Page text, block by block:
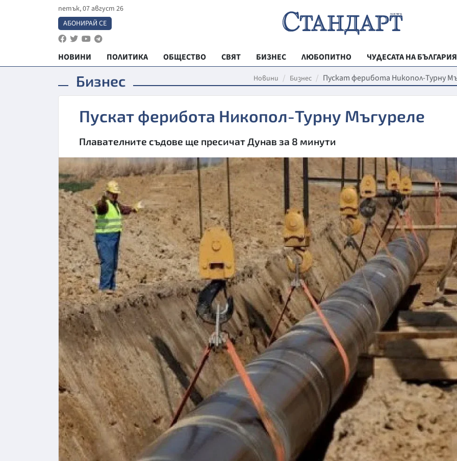
петък, 07 август 26
АБОНИРАЙ СЕ
НОВИНИ ПОЛИТИКА ОБЩЕСТВО СВЯТ БИЗНЕС ЛЮБОПИТНО
ЧУДЕСАТА НА БЪЛГАРИЯ
РЕГИОНАЛНИ
ВЕСТНИК
МЛАДЕЖКА
МОЯТ ГРАД
ТЕХНОЛОГИИ
ДА!НА
ДА! НА
КУЛТУРА
ПРАВОСЪДИЕ
КРИМИ
ВЯРА
ОБЯВИ
ВОЙНАТА В
ВРЕМЕТО
Бизнес Новини Бизнес Пускат ферибота Никопол-Турну
Пускат ферибота Никопол-Турну Мъгуреле
Плавателните съдове ще пресичат Дунав за 8 минути